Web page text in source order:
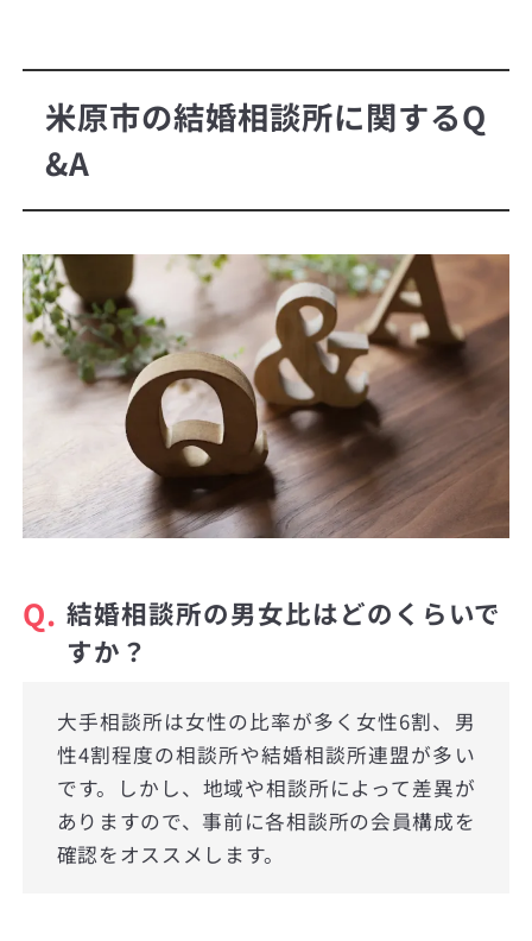
米原市の結婚相談所に関するQ
&A
Q. 結婚相談所の男女比はどのくらいで
すか？
大手相談所は女性の比率が多く女性6割、男
性4割程度の相談所や結婚相談所連盟が多い
です。しかし、地域や相談所によって差異が
ありますので、事前に各相談所の会員構成を
確認をオススメします。